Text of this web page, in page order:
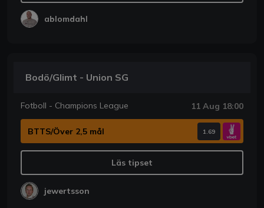
ablomdahl
Bodö/Glimt - Union SG
Fotboll - Champions League 11 Aug 18:00
BTTS/Över 2,5 mål 1.69
Läs tipset
jewertsson